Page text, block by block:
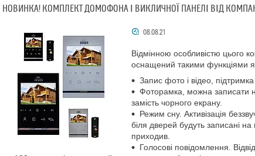
НОВИНКА! КОМПЛЕКТ ДОМОФОНА І ВИКЛИЧНОЇ ПАНЕЛІ ВІД
08.08.21
Відмінною особливістю цього
оснащений такими функціями
Запис фото і відео,
Фоторамка, можна записати
замість чорного екрану.
Режим сну. Активізація
біля дверей будуть записані
приходив.
Голосові повідомлення.